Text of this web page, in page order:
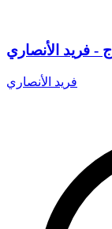
فريد الأنصاري